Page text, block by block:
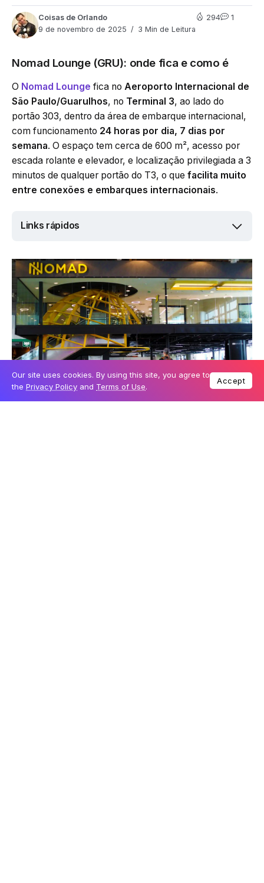
Coisas de Orlando
9 de novembro de 2025
3 Min de Leitura
294 1
Nomad Lounge (GRU): onde fica e como é
O Nomad Lounge fica no Aeroporto Internacional de
São Paulo/Guarulhos, no Terminal 3, ao lado do
portão 303, dentro da área de embarque internacional,
com funcionamento 24 horas por dia, 7 dias por
semana. O espaço tem cerca de 600 m², acesso por
escada rolante e elevador, e localização privilegiada a 3
minutos de qualquer portão do T3, o que facilita muito
entre conexões e embarques internacionais.
Links rápidos
Our site uses cookies. By using this site, you agree to
the Privacy Policy and Terms of Use.
Accept